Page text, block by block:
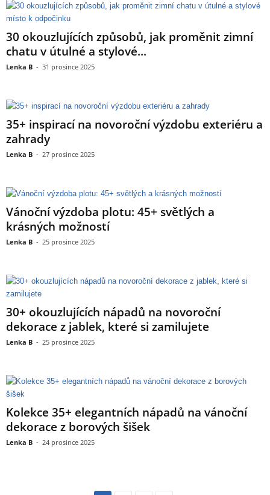
30 okouzlujících způsobů, jak proměnit zimní
chatu v útulné a stylové...
Lenka B - 31 prosince 2025
35+ inspirací na novoroční výzdobu exteriéru a
zahrady
Lenka B - 27 prosince 2025
Vánoční výzdoba plotu: 45+ světlých a
krásných možností
Lenka B - 25 prosince 2025
30+ okouzlujících nápadů na novoroční
dekorace z jablek, které si zamilujete
Lenka B - 25 prosince 2025
Kolekce 35+ elegantních nápadů na vánoční
dekorace z borových šišek
Lenka B - 24 prosince 2025